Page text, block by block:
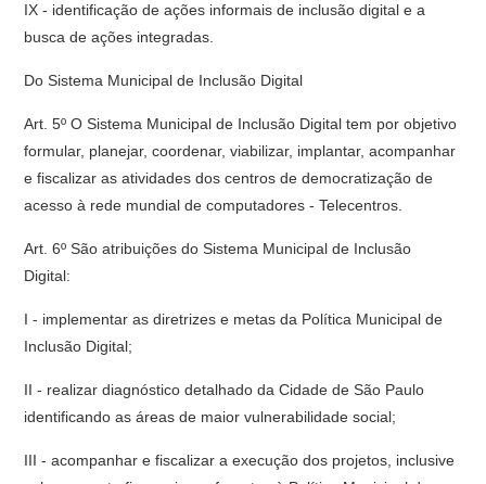
IX - identificação de ações informais de inclusão digital e a
busca de ações integradas.
Do Sistema Municipal de Inclusão Digital
Art. 5º O Sistema Municipal de Inclusão Digital tem por objetivo
formular, planejar, coordenar, viabilizar, implantar, acompanhar
e fiscalizar as atividades dos centros de democratização de
acesso à rede mundial de computadores - Telecentros.
Art. 6º São atribuições do Sistema Municipal de Inclusão
Digital:
I - implementar as diretrizes e metas da Política Municipal de
Inclusão Digital;
II - realizar diagnóstico detalhado da Cidade de São Paulo
identificando as áreas de maior vulnerabilidade social;
III - acompanhar e fiscalizar a execução dos projetos, inclusive